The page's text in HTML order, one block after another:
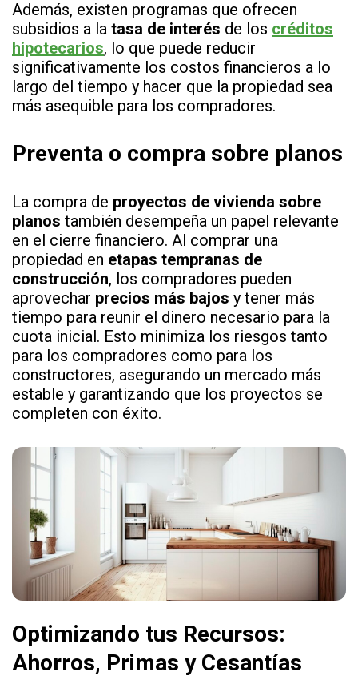
Además, existen programas que ofrecen
subsidios a la tasa de interés de los créditos
hipotecarios, lo que puede reducir
significativamente los costos financieros a lo
largo del tiempo y hacer que la propiedad sea
más asequible para los compradores.
Preventa o compra sobre planos
La compra de proyectos de vivienda sobre
planos también desempeña un papel relevante
en el cierre financiero. Al comprar una
propiedad en etapas tempranas de
construcción, los compradores pueden
aprovechar precios más bajos y tener más
tiempo para reunir el dinero necesario para la
cuota inicial. Esto minimiza los riesgos tanto
para los compradores como para los
constructores, asegurando un mercado más
estable y garantizando que los proyectos se
completen con éxito.
Optimizando tus Recursos:
Ahorros, Primas y Cesantías